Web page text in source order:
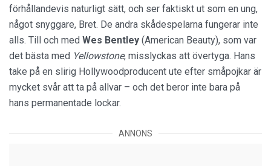
förhållandevis naturligt sätt, och ser faktiskt ut som en ung,
något snyggare, Bret. De andra skådespelarna fungerar inte
alls. Till och med Wes Bentley (American Beauty), som var
det bästa med Yellowstone, misslyckas att övertyga. Hans
take på en slirig Hollywoodproducent ute efter småpojkar är
mycket svår att ta på allvar – och det beror inte bara på
hans permanentade lockar.
ANNONS